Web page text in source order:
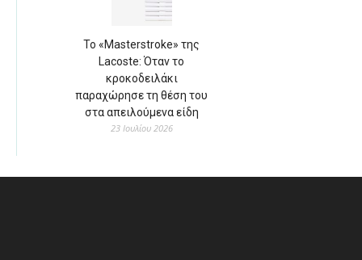
Το «Masterstroke» της
Lacoste: Όταν το
κροκοδειλάκι
παραχώρησε τη θέση του
στα απειλούμενα είδη
23 Ιουλίου 2026